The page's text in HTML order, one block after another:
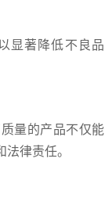
显著降低不良品
量的产品不仅能
律责任。